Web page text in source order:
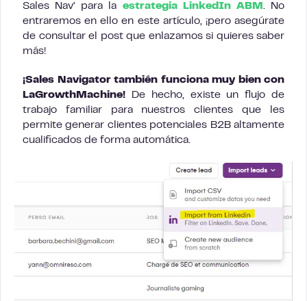
Sales Nav’ para la
estrategia LinkedIn ABM . No
entraremos en ello en este artículo, ¡pero asegúrate
de consultar el post que enlazamos si quieres saber
más!
¡Sales Navigator también funciona muy bien con
LaGrowthMachine!
De hecho, existe un flujo de
trabajo familiar para nuestros clientes que les
permite generar clientes potenciales B2B altamente
cualificados de forma automática.